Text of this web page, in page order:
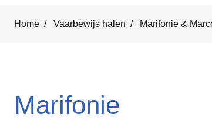
Home Vaarbewijs halen Marifonie &
Marifonie